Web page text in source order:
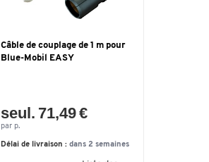
Câble de couplage de 1 m pour
Blue-Mobil EASY
seul. 71,49 €
par p.
Délai de livraison : dans 2 semaines